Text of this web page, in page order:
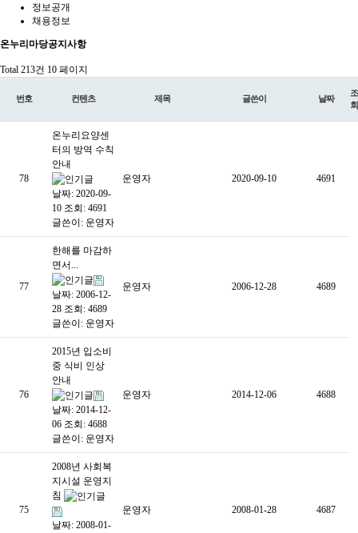
정보공개
채용정보
온누리마당공지사항
Total 213건 10 페이지
번호 컨텐츠 제목 글쓴이 날짜
조
회
78
온누리요양센
터의 방역 수칙
안내
날짜: 2020-09-
10 조회: 4691
글쓴이: 운영자
운영자 2020-09-10 4691
77
한해를 마감하
면서...
날짜: 2006-12-
28 조회: 4689
글쓴이: 운영자
운영자 2006-12-28 4689
76
2015년 입소비
중 식비 인상
안내
날짜: 2014-12-
06 조회: 4688
글쓴이: 운영자
운영자 2014-12-06 4688
75
2008년 사회복
지시설 운영지
침
날짜: 2008-01-
운영자 2008-01-28 4687